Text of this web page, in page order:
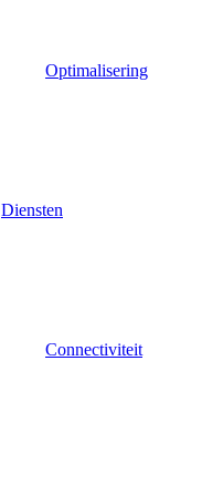
Optimalisering
Diensten
Connectiviteit